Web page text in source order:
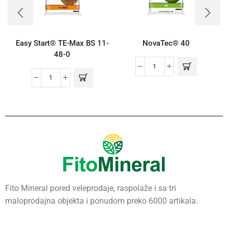
Easy Start® TE-Max BS 11-
48-0
NovaTec® 40
Fito Mineral pored veleprodaje, raspolaže i sa tri
maloprodajna objekta i ponudom preko 6000 artikala.